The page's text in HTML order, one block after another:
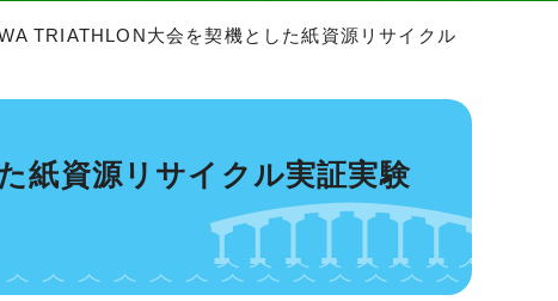
TRIATHLON大会を契機とした紙資源リサイクル
紙資源リサイクル実証実験